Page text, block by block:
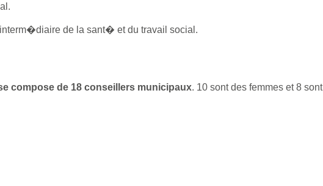
de la sant� et du travail social.
compose de 18 conseillers municipaux. 10 sont des femmes et 8